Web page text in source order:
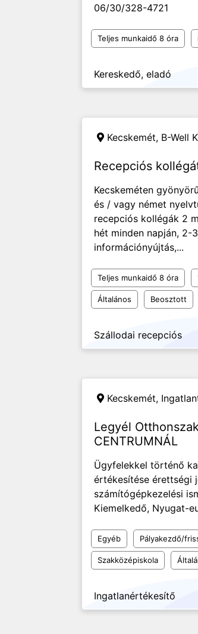
06/30/328-4721
Teljes munkaidő 8 óra
Kereskedő, eladó
Kecskemét, B-Well
Recepciós
Kecskeméten
és / vagy német
recepciós kollégák 2
hét minden napján, 2-
információnyújtás,...
Teljes munkaidő 8 óra
Általános Beosztott
Szállodai recepciós
Kecskemét,
Legyél
CENTRUMNÁL
Ügyfelekkel történő
értékesítése érettségi
számítógépkezelési
Kiemelkedő, Nyugat-
Egyéb Pályakezdő/
Szakközépiskola
Ingatlanértékesítő